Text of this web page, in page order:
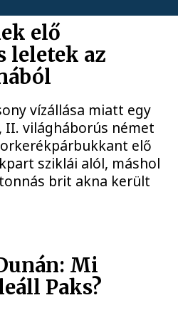
elő
leletek az
vízállása miatt egy
világháborús német
elő
sziklái alól, máshol
brit akna került
Mi
Paks?